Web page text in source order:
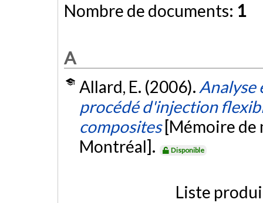
Nombre de documents: 1
A
Allard, E. (2006). Analyse
procédé d'injection
composites [Mémoire de
Montréal].
Disponible
Liste